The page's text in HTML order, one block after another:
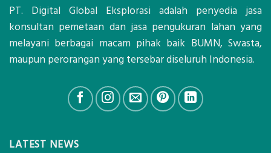
PT. Digital Global Eksplorasi adalah penyedia jasa
konsultan pemetaan dan jasa pengukuran lahan yang
melayani berbagai macam pihak baik BUMN, Swasta,
maupun perorangan yang tersebar diseluruh Indonesia.
LATEST NEWS